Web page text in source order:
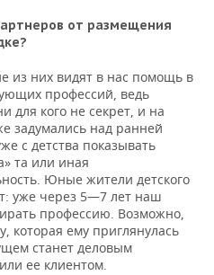
от размещения
из них видят в нас помощь в
профессий, ведь
для кого не секрет, и на
задумались над ранней
с детства показывать
та или иная
Юные жители детского
уже через 5—7 лет наш
профессию. Возможно,
которая ему приглянулась
станет деловым
ее клиентом.